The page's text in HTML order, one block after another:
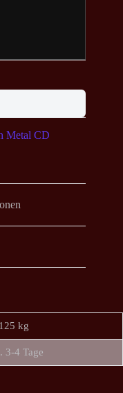
Metal CD
kg
3-4 Tage